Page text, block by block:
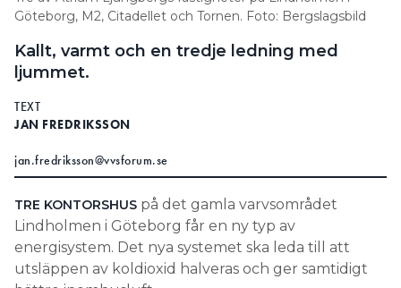
Information om GDPR
Search for:
SEARCH
Göteborg, M2, Citadellet och Tornen. Foto: Bergslagsbild
Kallt, varmt och en tredje ledning med
ljummet.
TEXT
JAN FREDRIKSSON
jan.fredriksson@vvsforum.se
TRE KONTORSHUS på det gamla varvsområdet
Lindholmen i Göteborg får en ny typ av
energisystem. Det nya systemet ska leda till att
utsläppen av koldioxid halveras och ger samtidigt